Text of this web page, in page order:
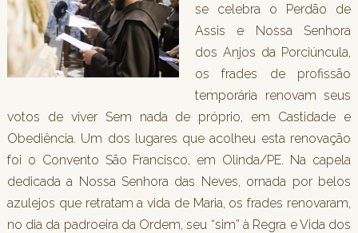
se celebra o Perdão de
Assis e Nossa Senhora
dos Anjos da Porciúncula,
os frades de profissão
temporária renovam seus
votos de viver Sem nada de próprio, em Castidade e
Obediência. Um dos lugares que acolheu esta renovação
foi o Convento São Francisco, em Olinda/PE. Na capela
dedicada a Nossa Senhora das Neves, ornada por belos
azulejos que retratam a vida de Maria, os frades renovaram,
no dia da padroeira da Ordem, seu “sim” à Regra e Vida dos